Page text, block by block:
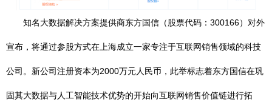
知名大数据解决方案提供商东方国信（股票代码：300166）对外
宣布，将通过参股方式在上海成立一家专注于互联网销售领域的科技
公司。新公司注册资本为2000万元人民币，此举标志着东方国信在巩
固其大数据与人工智能技术优势的开始向互联网销售价值链进行拓